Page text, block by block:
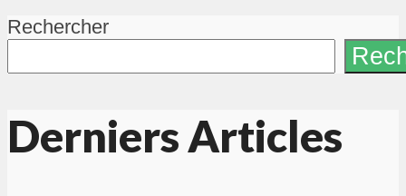
Rechercher
Derniers Articles